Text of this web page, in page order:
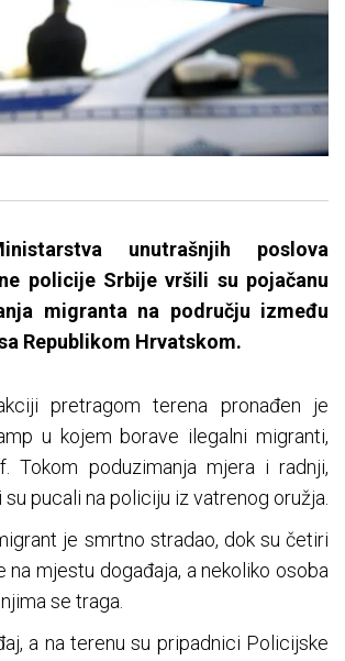
unutrašnjih poslova
policije Srbije vršili su pojačanu
migranta na području između
Republikom Hrvatskom.
pretragom terena pronađen je
u kojem borave ilegalni migranti,
Tokom poduzimanja mjera i radnji,
pucali na policiju iz vatrenog oružja.
je smrtno stradao, dok su četiri
na mjestu događaja, a nekoliko osoba
se traga.
a na terenu su pripadnici Policijske